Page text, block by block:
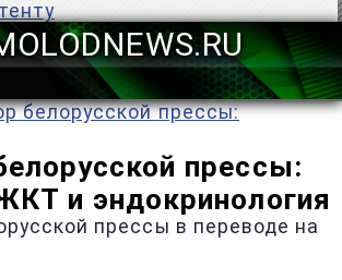
белорусской прессы:
прессы:
и эндокринология
прессы в переводе на